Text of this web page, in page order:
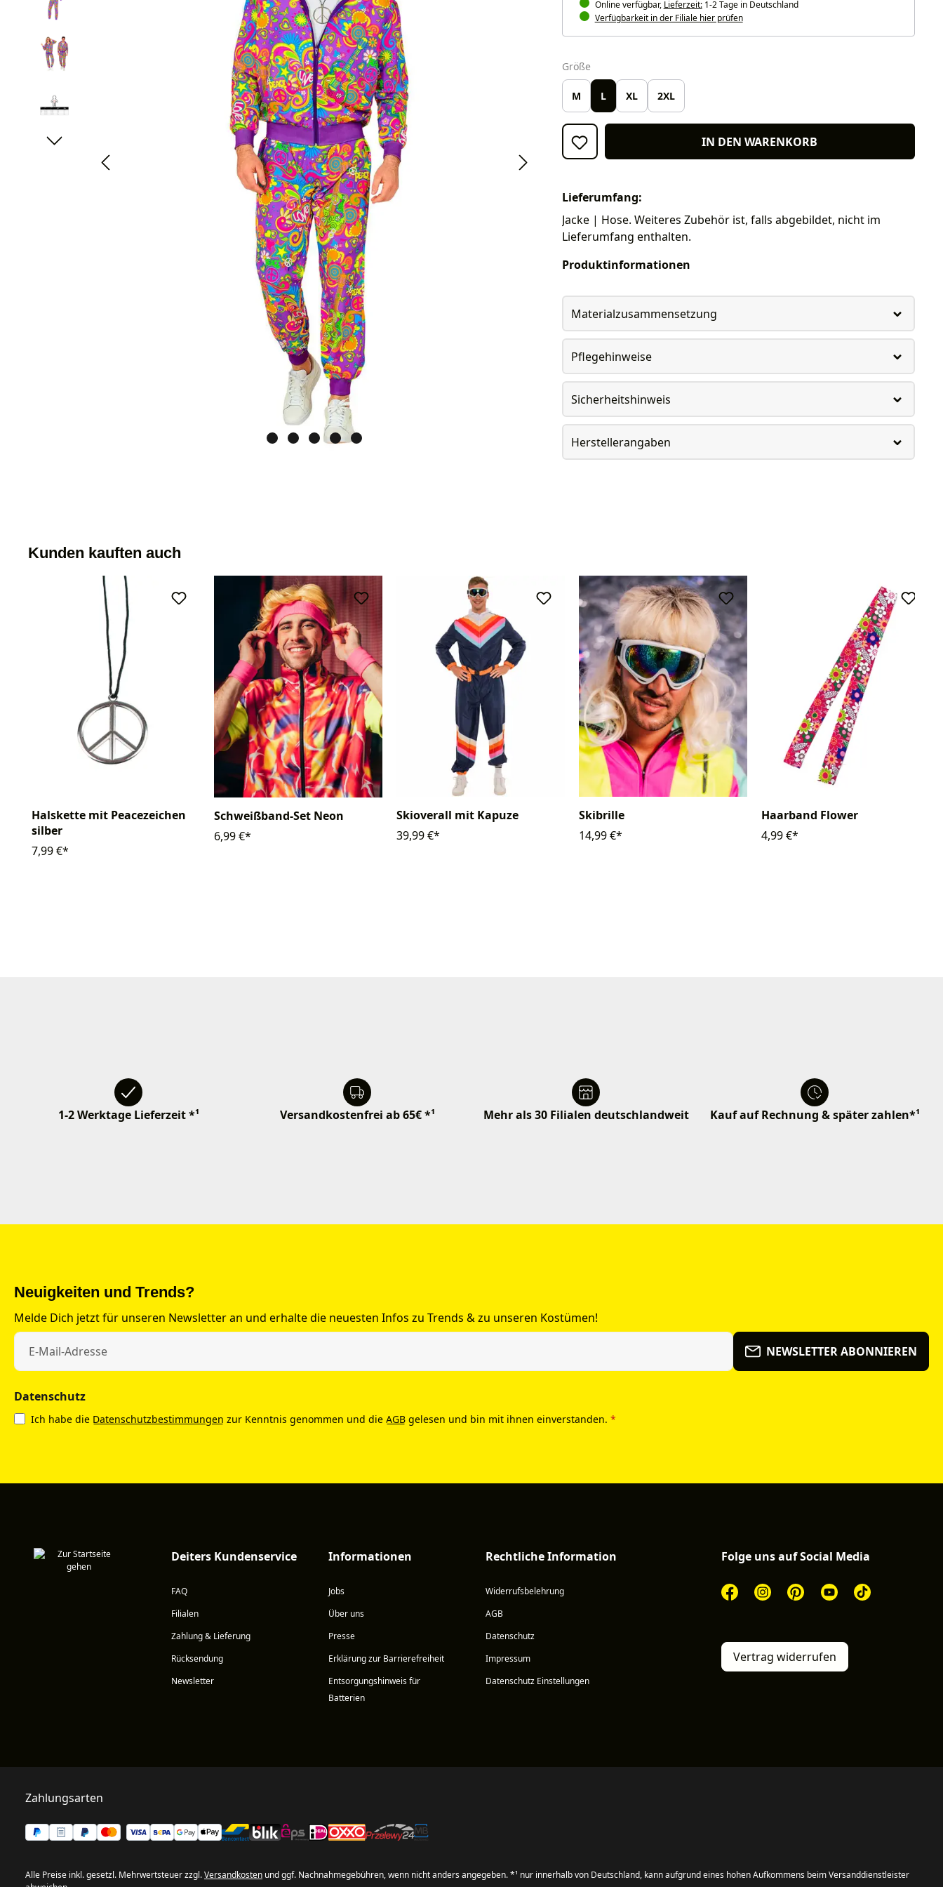
Online verfügbar, Lieferzeit:1-2 Tage in Deutschland
Verfügbarkeit in der Filiale hier prüfen
Größeauswählen
M L XL 2XL
IN DEN WARENKORB
Lieferumfang:
Jacke | Hose. Weiteres Zubehör ist, falls abgebildet, nicht im
Lieferumfang enthalten.
Produktinformationen
Materialzusammensetzung
Pflegehinweise
Sicherheitshinweis
Herstellerangaben
Kunden kauften auch
Halskette mit Peacezeichen
silber
7,99 €*
Schweißband-Set Neon
6,99 €*
Skioverall mit Kapuze
39,99 €*
Skibrille
14,99 €*
Haarband Flower
4,99 €*
1-2 Werktage Lieferzeit *¹ Versandkostenfrei ab 65€ *¹ Mehr als 30 Filialen deutschlandweit Kauf auf Rechnung & später zahlen*¹
Neuigkeiten und Trends?
Melde Dich jetzt für unseren Newsletter an und erhalte die neuesten Infos zu Trends & zu unseren Kostümen!
NEWSLETTER ABONNIEREN
Datenschutz
Ich habe die Datenschutzbestimmungen zur Kenntnis genommen und die AGB gelesen und bin mit ihnen einverstanden. *
Deiters Kundenservice
FAQ
Filialen
Zahlung & Lieferung
Rücksendung
Newsletter
Informationen
Jobs
Über uns
Presse
Erklärung zur Barrierefreiheit
Entsorgungshinweis für
Batterien
Rechtliche Information
Widerrufsbelehrung
AGB
Datenschutz
Impressum
Datenschutz Einstellungen
Folge uns auf Social Media
Vertrag widerrufen
Zahlungsarten
Alle Preise inkl. gesetzl. Mehrwertsteuer zzgl.Versandkosten und ggf. Nachnahmegebühren, wenn nicht anders angegeben. *¹ nur innerhalb von Deutschland, kann aufgrund eines hohen Aufkommens beim Versanddienstleister